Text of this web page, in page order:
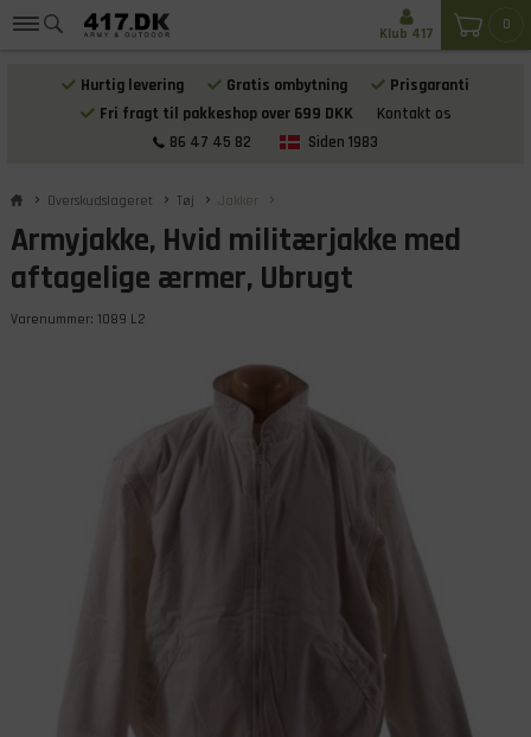
Hurtig levering Gratis ombytning
Prisgaranti
Fri fragt til pakkeshop over 699 DKK
Kontakt os
86 47 45 82
Siden 1983
0
Klub 417
Overskudslageret Tøj Jakker
Armyjakke, Hvid militærjakke med
aftagelige ærmer, Ubrugt
Varenummer: 1089 L2